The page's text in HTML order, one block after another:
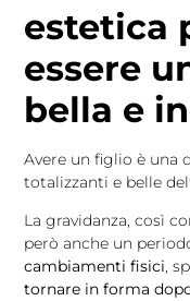
estetica
essere
bella e
Avere un figlio è una
totalizzanti e belle
La gravidanza, così
però anche un
cambiamenti fisici,
tornare in forma